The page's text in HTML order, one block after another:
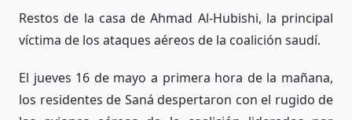
Restos de la casa de Ahmad Al-Hubishi, la principal
víctima de los ataques aéreos de la coalición saudí.
El jueves 16 de mayo a primera hora de la mañana,
los residentes de Saná despertaron con el rugido de